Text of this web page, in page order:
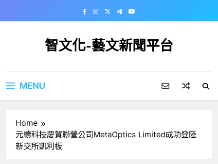
智文化-藝文新聞平台
MENU
Home
元續科技慶賀聯營公司MetaOptics Limited成功登陸
新交所凱利板